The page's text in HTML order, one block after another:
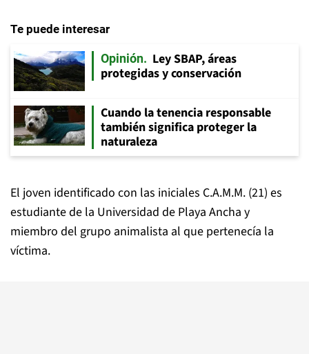
Te puede interesar
Opinión
Ley SBAP, áreas
protegidas y conservación
Cuando la tenencia responsable
también significa proteger la
naturaleza
El joven identificado con las iniciales C.A.M.M. (21) es
estudiante de la Universidad de Playa Ancha y
miembro del grupo animalista al que pertenecía la
víctima.